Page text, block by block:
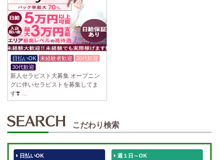
日払いOK 未経験者歓迎
20代歓迎
30代歓迎
新人セラピスト大募集 オープニン
グに伴いセラピストを募集してま
す❣️ …
こだわり検索
日払いOK 週１日～OK